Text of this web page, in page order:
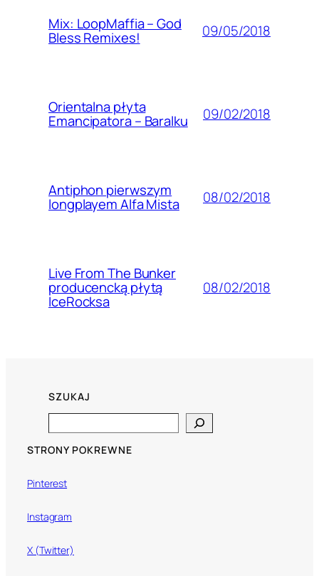
Mix: LoopMaffia – God
Bless Remixes! 09/05/2018
Orientalna płyta
Emancipatora – Baralku 09/02/2018
Antiphon pierwszym
longplayem Alfa Mista 08/02/2018
Live From The Bunker
producencką płytą
IceRocksa
08/02/2018
SZUKAJ
STRONY POKREWNE
Pinterest
Instagram
X (Twitter)